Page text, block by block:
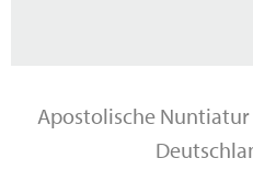
Apostolische